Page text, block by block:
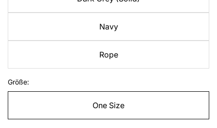
Navy
Rope
Größe:
One Size